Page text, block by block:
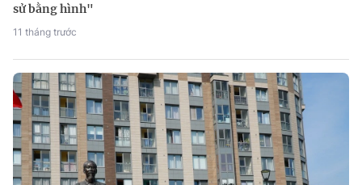
sử bằng hình"
11 tháng trước